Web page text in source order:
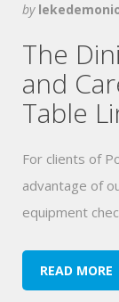
by
The
and
Table
For clients of
advantage of
equipment
READ MORE